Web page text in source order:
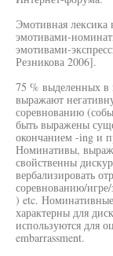
Эмотивная лексика
эмотивами-
эмотивами-
Резникова 2006].
75 % выделенных в
выражают
соревнованию
быть выражены
окончанием -ing и
Номинативы,
свойственны
вербализировать
соревнованию/
) etc.
характерны для
используются для
embarrassment.